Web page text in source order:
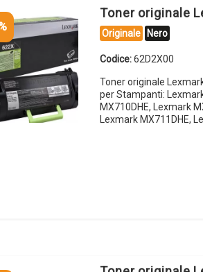
Toner originale
Originale Nero
Codice:62D2X00
Toner originale
per Stampanti:
MX710DHE, Lexmark
Lexmark MX711DHE,